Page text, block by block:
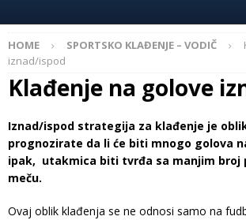
HOME SPORTSKO KLAĐENJE – VODIČ
iznad/ispod
Klađenje na golove
Iznad/ispod strategija za klađenje je
prognozirate da li će biti mnogo golova
ipak, utakmica biti tvrđa sa manjim broj
meču.
Ovaj oblik klađenja se ne odnosi samo na